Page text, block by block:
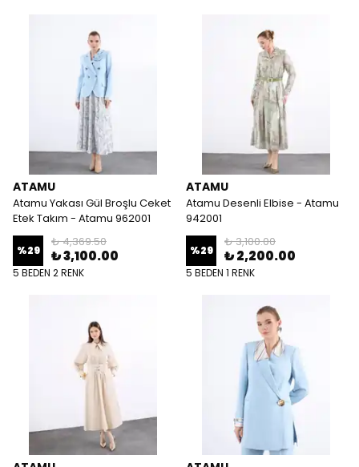
ATAMU
Atamu Yakası Gül Broşlu Ceket
Etek Takım - Atamu 962001
%29
₺ 4,369.50
₺ 3,100.00
5 BEDEN 2 RENK
ATAMU
Atamu Desenli Elbise - Atamu
942001
%29
₺ 3,100.00
₺ 2,200.00
5 BEDEN 1 RENK